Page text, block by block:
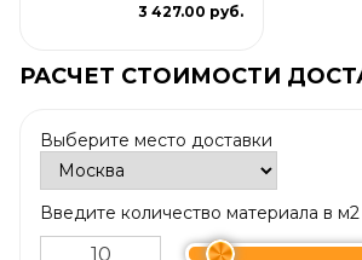
3 427.00 руб.
РАСЧЕТ СТОИМОСТИ
Выберите место доставки
Введите количество материала в м2